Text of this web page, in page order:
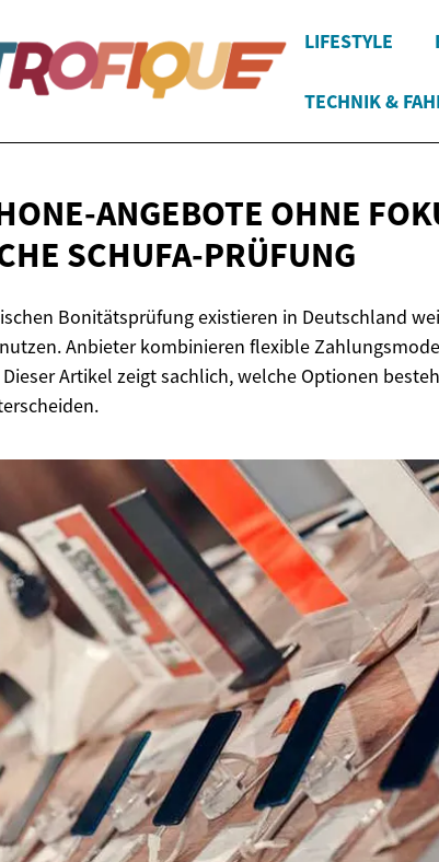
LIFESTYLE
TECHNIK &
ANGEBOTE OHNE
SCHUFA-PRÜFUNG
Bonitätsprüfung existieren in Deutschland
Anbieter kombinieren flexible
Artikel zeigt sachlich, welche Optionen